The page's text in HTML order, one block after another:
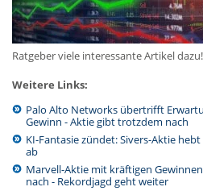
Ratgeber viele interessante Artikel dazu!
Weitere Links:
Palo Alto Networks übertrifft
Gewinn - Aktie gibt trotzdem nach
KI-Fantasie zündet: Sivers-Aktie
ab
Marvell-Aktie mit kräftigen
nach - Rekordjagd geht weiter